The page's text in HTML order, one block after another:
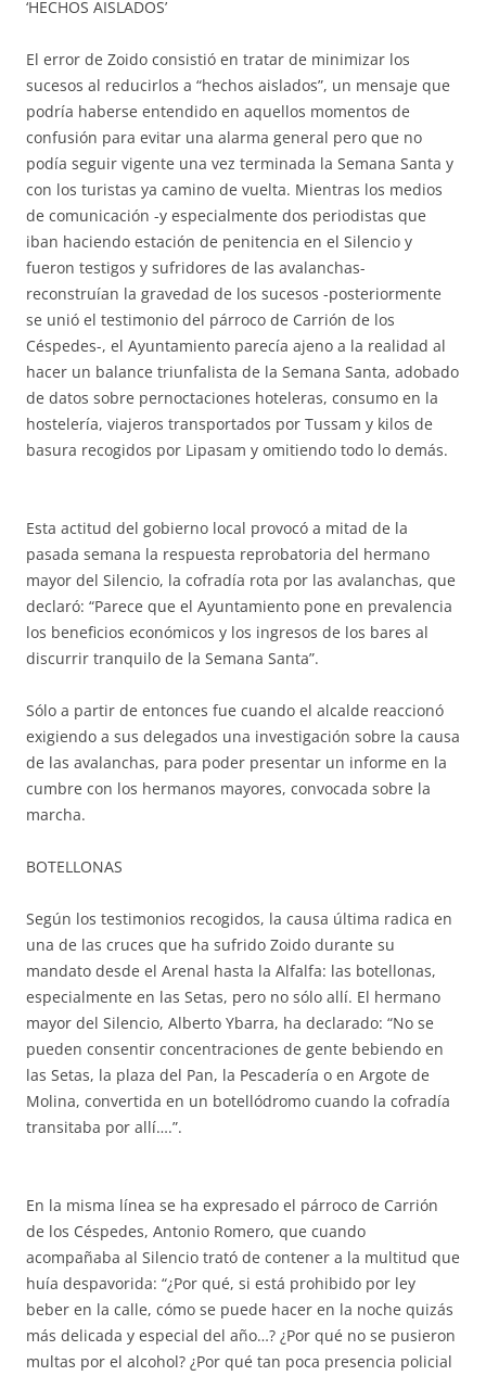
‘HECHOS AISLADOS’
El error de Zoido consistió en tratar de minimizar los
sucesos al reducirlos a “hechos aislados”, un mensaje que
podría haberse entendido en aquellos momentos de
confusión para evitar una alarma general pero que no
podía seguir vigente una vez terminada la Semana Santa y
con los turistas ya camino de vuelta. Mientras los medios
de comunicación -y especialmente dos periodistas que
iban haciendo estación de penitencia en el Silencio y
fueron testigos y sufridores de las avalanchas-
reconstruían la gravedad de los sucesos -posteriormente
se unió el testimonio del párroco de Carrión de los
Céspedes-, el Ayuntamiento parecía ajeno a la realidad al
hacer un balance triunfalista de la Semana Santa, adobado
de datos sobre pernoctaciones hoteleras, consumo en la
hostelería, viajeros transportados por Tussam y kilos de
basura recogidos por Lipasam y omitiendo todo lo demás.
Esta actitud del gobierno local provocó a mitad de la
pasada semana la respuesta reprobatoria del hermano
mayor del Silencio, la cofradía rota por las avalanchas, que
declaró: “Parece que el Ayuntamiento pone en prevalencia
los beneficios económicos y los ingresos de los bares al
discurrir tranquilo de la Semana Santa”.
Sólo a partir de entonces fue cuando el alcalde reaccionó
exigiendo a sus delegados una investigación sobre la causa
de las avalanchas, para poder presentar un informe en la
cumbre con los hermanos mayores, convocada sobre la
marcha.
BOTELLONAS
Según los testimonios recogidos, la causa última radica en
una de las cruces que ha sufrido Zoido durante su
mandato desde el Arenal hasta la Alfalfa: las botellonas,
especialmente en las Setas, pero no sólo allí. El hermano
mayor del Silencio, Alberto Ybarra, ha declarado: “No se
pueden consentir concentraciones de gente bebiendo en
las Setas, la plaza del Pan, la Pescadería o en Argote de
Molina, convertida en un botellódromo cuando la cofradía
transitaba por allí….”.
En la misma línea se ha expresado el párroco de Carrión
de los Céspedes, Antonio Romero, que cuando
acompañaba al Silencio trató de contener a la multitud que
huía despavorida: “¿Por qué, si está prohibido por ley
beber en la calle, cómo se puede hacer en la noche quizás
más delicada y especial del año…? ¿Por qué no se pusieron
multas por el alcohol? ¿Por qué tan poca presencia policial